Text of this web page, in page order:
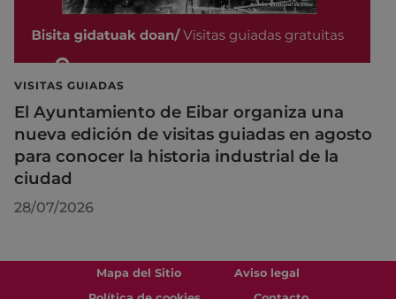
VISITAS GUIADAS
El Ayuntamiento de Eibar organiza una
nueva edición de visitas guiadas en agosto
para conocer la historia industrial de la
ciudad
28/07/2026
Mapa del Sitio
Aviso legal